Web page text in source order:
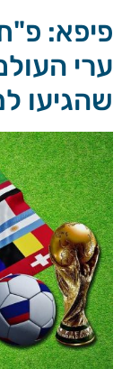
פיפא:
ערי
שהגיעו